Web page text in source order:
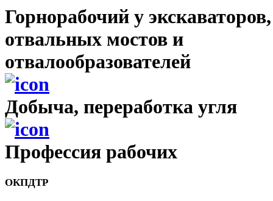
Горнорабочий у экскаваторов,
отвальных мостов и
отвалообразователей
Добыча, переработка угля
Профессия рабочих
ОКПДТР